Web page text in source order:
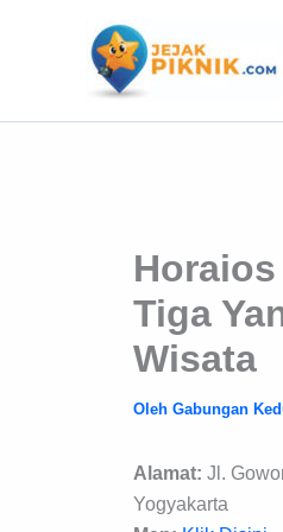
Tiga
Wisata
Oleh Gabungan
Alamat: Jl.
Yogyakarta